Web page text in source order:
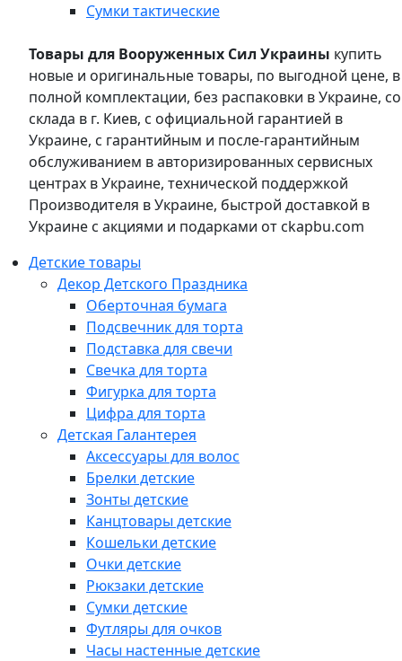
Сумки тактические
Товары для Вооруженных Сил Украины купить
новые и оригинальные товары, по выгодной цене, в
полной комплектации, без распаковки в Украине, со
склада в г. Киев, с официальной гарантией в
Украине, с гарантийным и после-гарантийным
обслуживанием в авторизированных сервисных
центрах в Украине, технической поддержкой
Производителя в Украине, быстрой доставкой в
Украине с акциями и подарками от ckapbu.com
Детские товары
Декор Детского Праздника
Оберточная бумага
Подсвечник для торта
Подставка для свечи
Свечка для торта
Фигурка для торта
Цифра для торта
Детская Галантерея
Аксессуары для волос
Брелки детские
Зонты детские
Канцтовары детские
Кошельки детские
Очки детские
Рюкзаки детские
Сумки детские
Футляры для очков
Часы настенные детские